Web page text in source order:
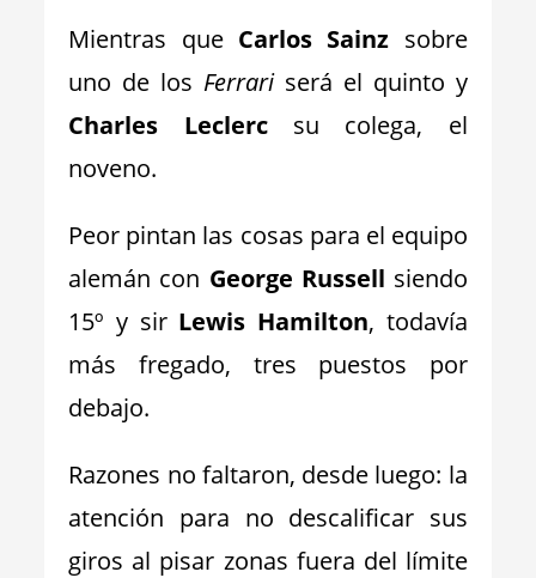
Mientras que Carlos Sainz sobre
uno de los Ferrariserá el quinto y
Charles Leclercsu colega, el
noveno.
Peor pintan las cosas para el equipo
alemán con George Russell siendo
15º y sir Lewis Hamilton, todavía
más fregado, tres puestos por
debajo.
Razones no faltaron, desde luego: la
atención para no descalificar sus
giros al pisar zonas fuera del límite